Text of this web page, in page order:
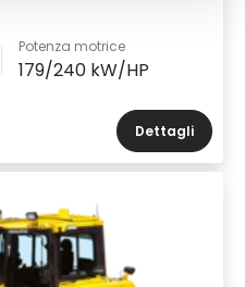
Potenza motrice
179/240 kW/HP
Dettagli